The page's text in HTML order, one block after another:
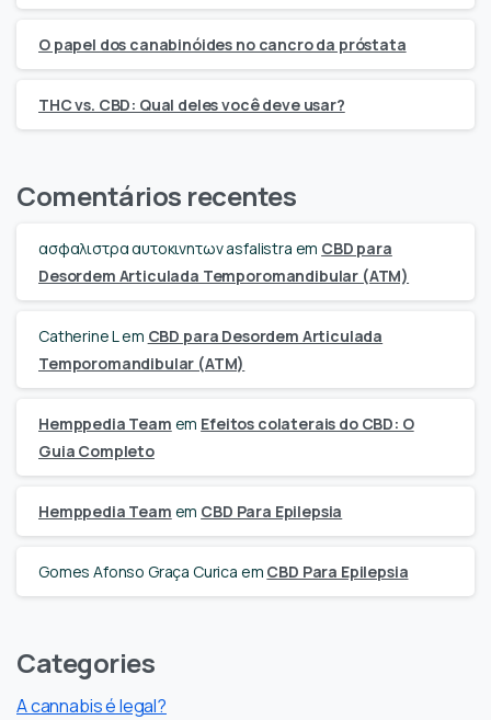
O papel dos canabinóides no cancro da próstata
THC vs. CBD: Qual deles você deve usar?
Comentários recentes
ασφαλιστρα αυτοκινητων asfalistra em CBD para
Desordem Articulada Temporomandibular (ATM)
Catherine Lem CBD para Desordem Articulada
Temporomandibular (ATM)
Hemppedia Team em Efeitos colaterais do CBD: O
Guia Completo
Hemppedia Team em CBD Para Epilepsia
Gomes Afonso Graça Curica em CBD Para Epilepsia
Categories
A cannabis é legal?